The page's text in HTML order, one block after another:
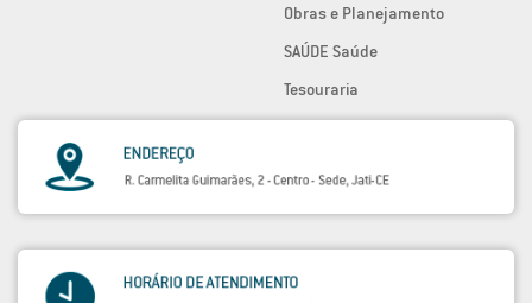
Obras e Planejamento
SAÚDE Saúde
Tesouraria